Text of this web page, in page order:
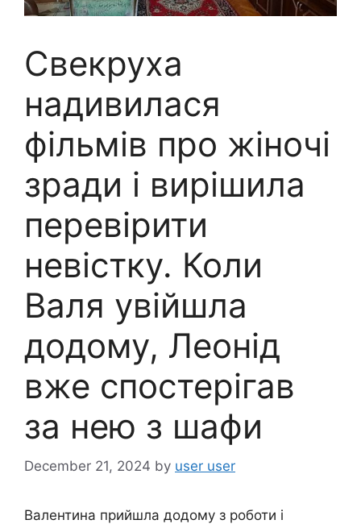
Свекруха
надивилася
фільмів про жіночі
зради і вирішила
перевірити
невістку. Коли
Валя увійшла
додому, Леонід
вже спостерігав
за нею з шафи
December 21, 2024 by user user
Валентина прийшла додому з роботи і